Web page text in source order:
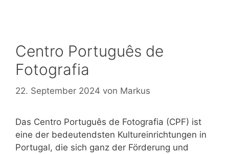
Centro Português de
Fotografia
22. September 2024 von Markus
Das Centro Português de Fotografia (CPF) ist
eine der bedeutendsten Kultureinrichtungen in
Portugal, die sich ganz der Förderung und